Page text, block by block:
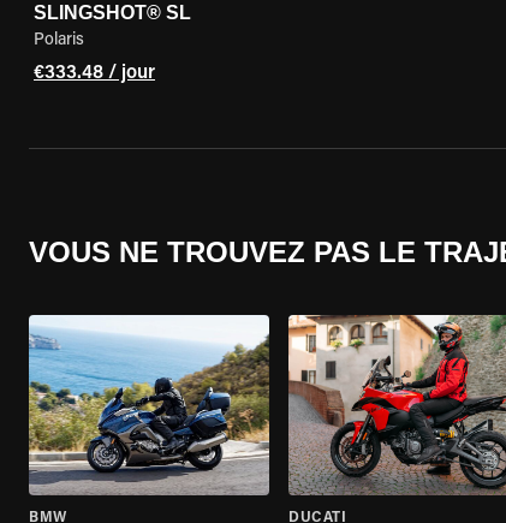
SLINGSHOT® SL
Polaris
€333.48 / jour
VOUS NE TROUVEZ PAS LE
BMW DUCATI